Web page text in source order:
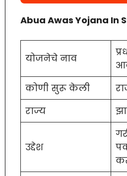
Abua Awas Yojana In
योजनेचे नाव
कोणी सुरू केली
राज्य
उद्देश